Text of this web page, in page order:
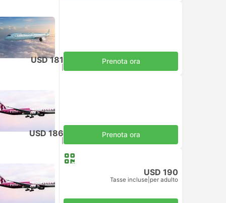
USD 181 Prenota ora
USD 186 Prenota ora
USD 190
Tasse incluse per adulto